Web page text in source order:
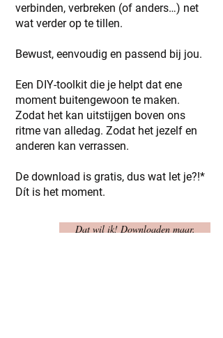
verbinden, verbreken (of anders…) net
wat verder op te tillen.
Bewust, eenvoudig en passend bij jou.
Een DIY-toolkit die je helpt dat ene
moment buitengewoon te maken.
Zodat het kan uitstijgen boven ons
ritme van alledag. Zodat het jezelf en
anderen kan verrassen.
De download is gratis, dus wat let je?!*
Dít is het moment.
Dat wil ik! Downloaden maar.